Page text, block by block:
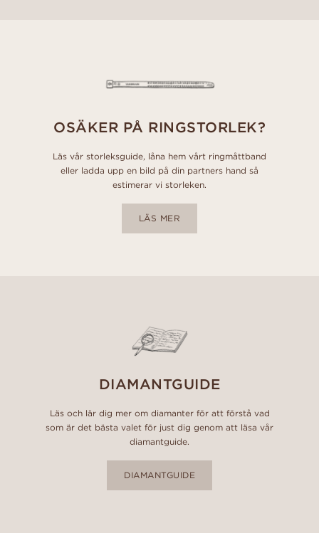
OSÄKER PÅ RINGSTORLEK?
Läs vår storleksguide, låna hem vårt ringmåttband
eller ladda upp en bild på din partners hand så
estimerar vi storleken.
LÄS MER
DIAMANTGUIDE
Läs och lär dig mer om diamanter för att förstå vad
som är det bästa valet för just dig genom att läsa vår
diamantguide.
DIAMANTGUIDE